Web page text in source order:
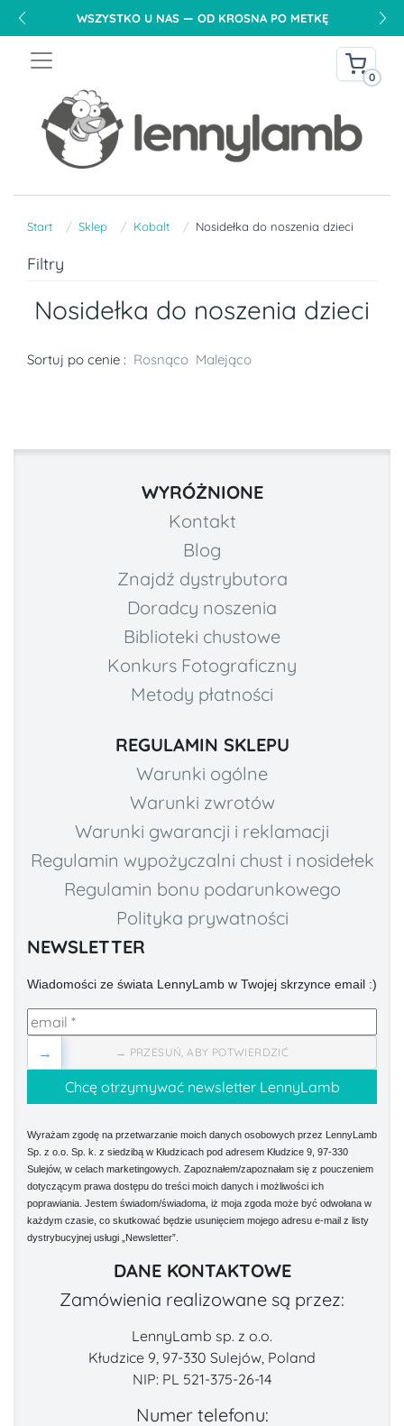
WSZYSTKO U NAS — OD KROSNA PO METKĘ
0
Start Sklep Kobalt Nosidełka do noszenia dzieci
Filtry
Nosidełka do noszenia dzieci
Sortuj po cenie : Rosnąco Malejąco
WYRÓŻNIONE
Kontakt
Blog
Znajdź dystrybutora
Doradcy noszenia
Biblioteki chustowe
Konkurs Fotograficzny
Metody płatności
REGULAMIN SKLEPU
Warunki ogólne
Warunki zwrotów
Warunki gwarancji i reklamacji
Regulamin wypożyczalni chust i nosidełek
Regulamin bonu podarunkowego
Polityka prywatności
NEWSLETTER
Wiadomości ze świata LennyLamb w Twojej skrzynce email :)
→ PRZESUŃ, ABY POTWIERDZIĆ
→
Wyrażam zgodę na przetwarzanie moich danych osobowych przez LennyLamb
Sp. z o.o. Sp. k. z siedzibą w Kłudzicach pod adresem Kłudzice 9, 97-330
Sulejów, w celach marketingowych. Zapoznałem/zapoznałam się z pouczeniem
dotyczącym prawa dostępu do treści moich danych i możliwości ich
poprawiania. Jestem świadom/świadoma, iż moja zgoda może być odwołana w
każdym czasie, co skutkować będzie usunięciem mojego adresu e-mail z listy
dystrybucyjnej usługi „Newsletter”.
DANE KONTAKTOWE
Zamówienia realizowane są przez:
LennyLamb sp. z o.o.
Kłudzice 9, 97-330 Sulejów, Poland
NIP: PL 521-375-26-14
Numer telefonu: